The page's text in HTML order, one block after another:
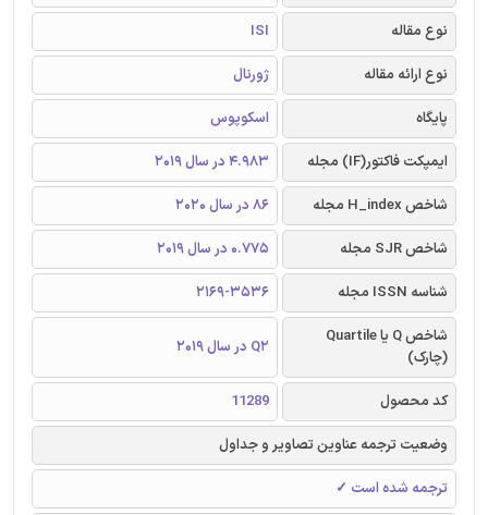
نوع مقاله
ISI
نوع ارائه مقاله
ژورنال
پایگاه
اسکوپوس
ایمپکت فاکتور(IF) مجله
4.983 در سال 2019
شاخص H_index مجله
86 در سال 2020
شاخص SJR مجله
0.775 در سال 2019
شناسه ISSN مجله
2169-3536
شاخص Q یا Quartile
(چارک)
Q2 در سال 2019
کد محصول
11289
وضعیت ترجمه عناوین تصاویر و جداول
ترجمه شده است ✓